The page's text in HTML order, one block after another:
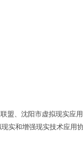
盟、沈阳市虚拟现实应
实和增强现实技术应用